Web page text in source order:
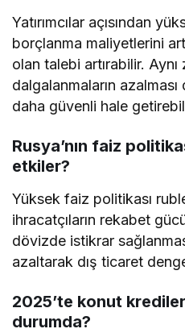
Yatırımcılar açısından
borçlanma maliyetlerini
olan talebi artırabilir.
dalgalanmaların azalması
daha güvenli hale
Rusya’nın faiz
etkiler?
Yüksek faiz politikası
ihracatçıların rekabet
dövizde istikrar
azaltarak dış ticaret
2025’te konut
durumda?